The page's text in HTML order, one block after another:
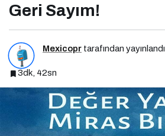
Geri Sayım!
Mexicopr tarafından yayınlandı
3dk, 42sn